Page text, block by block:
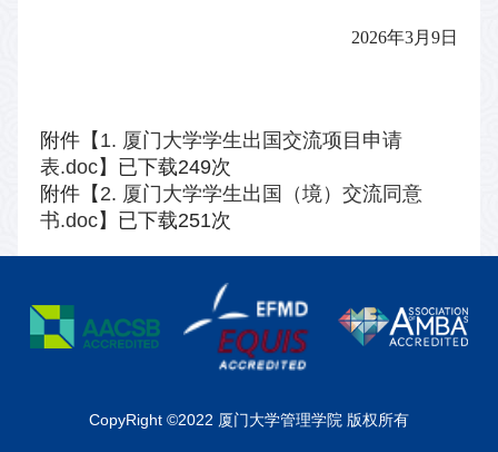
2026年3月 9日
附件【 1. 厦门大学学生出国交流项目申请
表.doc】已下载249次
附件【 2. 厦门大学学生出国（境）交流同意
书.doc】已下载251次
CopyRight ©2022 厦门大学管理学院 版权所有